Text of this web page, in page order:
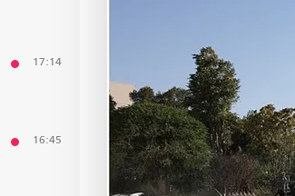
17:14
16:45